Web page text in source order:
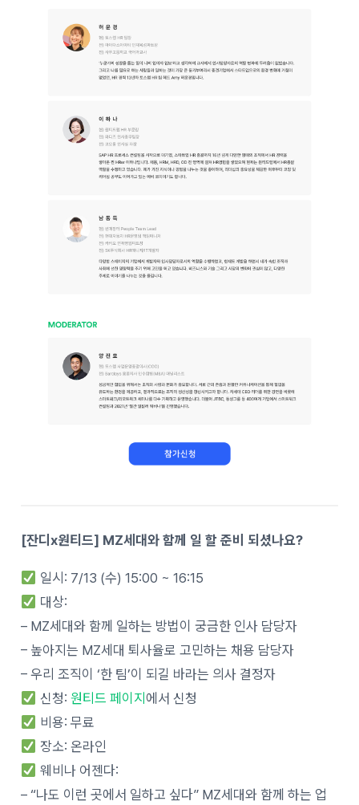
[잔디x원티드] MZ세대와 함께 일 할 준비 되셨나요?
일시: 7/13 (수) 15:00 ~ 16:15
대상:
– MZ세대와 함께 일하는 방법이 궁금한 인사 담당자
– 높아지는 MZ세대 퇴사율로 고민하는 채용 담당자
– 우리 조직이 ‘한 팀’이 되길 바라는 의사 결정자
신청: 원티드 페이지 에서 신청
비용: 무료
장소: 온라인
웨비나 어젠다:
– “나도 이런 곳에서 일하고 싶다” MZ세대와 함께 하는 업